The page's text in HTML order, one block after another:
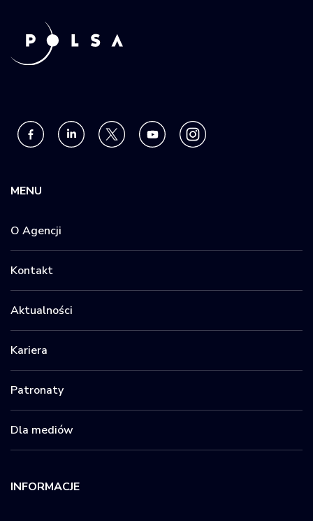
MENU
O Agencji
Kontakt
Aktualności
Kariera
Patronaty
Dla mediów
INFORMACJE